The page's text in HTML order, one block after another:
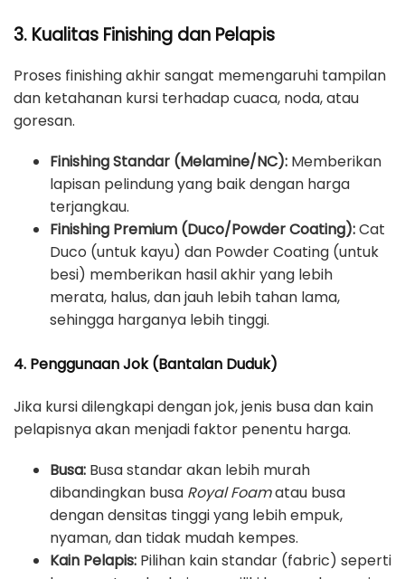
3. Kualitas Finishing dan Pelapis
Proses finishing akhir sangat memengaruhi tampilan
dan ketahanan kursi terhadap cuaca, noda, atau
goresan.
Finishing Standar (Melamine/NC): Memberikan
lapisan pelindung yang baik dengan harga
terjangkau.
Finishing Premium (Duco/Powder Coating):Cat
Duco (untuk kayu) dan Powder Coating (untuk
besi) memberikan hasil akhir yang lebih
merata, halus, dan jauh lebih tahan lama,
sehingga harganya lebih tinggi.
4. Penggunaan Jok (Bantalan Duduk)
Jika kursi dilengkapi dengan jok, jenis busa dan kain
pelapisnya akan menjadi faktor penentu harga.
Busa: Busa standar akan lebih murah
dibandingkan busa Royal Foamatau busa
dengan densitas tinggi yang lebih empuk,
nyaman, dan tidak mudah kempes.
Kain Pelapis: Pilihan kain standar (fabric) seperti